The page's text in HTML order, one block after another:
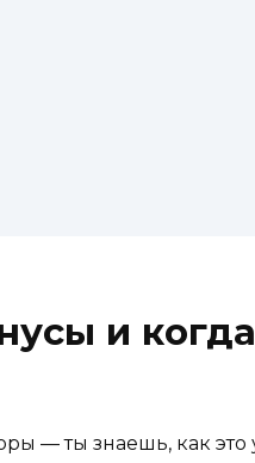
и
— ты знаешь, как это